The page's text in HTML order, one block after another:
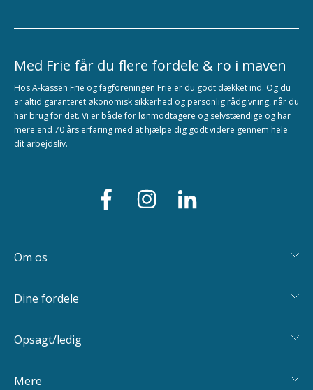
Med Frie får du flere fordele & ro i maven
Hos A-kassen Frie og fagforeningen Frie er du godt dækket ind. Og du
er altid garanteret økonomisk sikkerhed og personlig rådgivning, når du
har brug for det. Vi er både for lønmodtagere og selvstændige og har
mere end 70 års erfaring med at hjælpe dig godt videre gennem hele
dit arbejdsliv.
Om os
Dine fordele
Opsagt/ledig
Mere